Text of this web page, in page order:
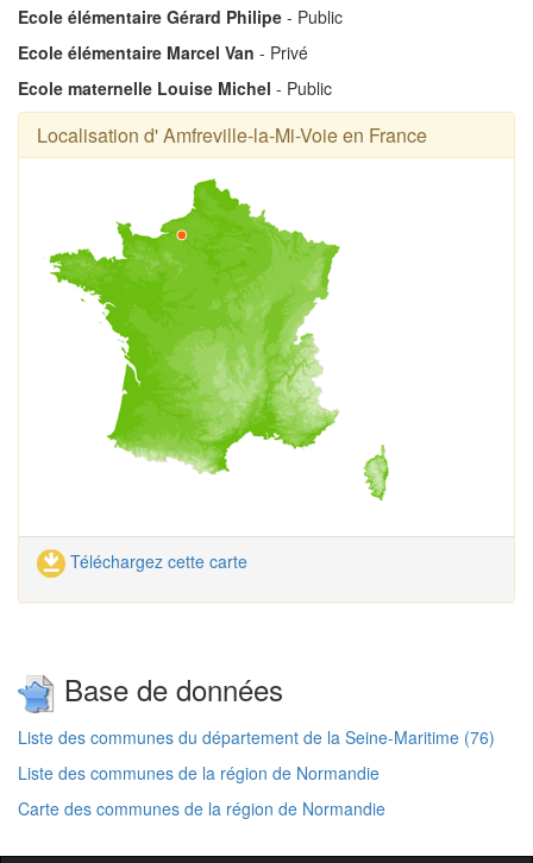
Ecole élémentaire Gérard Philipe - Public
Ecole élémentaire Marcel Van - Privé
Ecole maternelle Louise Michel - Public
Localisation d' Amfreville-la-Mi-Voie en France
Téléchargez cette carte
Base de données
Liste des communes du département de la Seine-Maritime (76)
Liste des communes de la région de Normandie
Carte des communes de la région de Normandie